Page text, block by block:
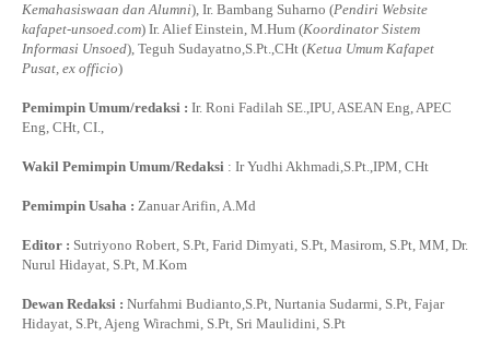
Kemahasiswaan dan Alumni), Ir. Bambang Suharno (Pendiri Website
kafapet-unsoed.com) Ir. Alief Einstein, M.Hum (Koordinator Sistem
Informasi Unsoed), Teguh Sudayatno,S.Pt.,CHt (Ketua Umum Kafapet
Pusat, ex officio)
Pemimpin Umum/redaksi : Ir. Roni Fadilah SE.,IPU, ASEAN Eng, APEC
Eng, CHt, CI.,
Wakil Pemimpin Umum/Redaksi : Ir Yudhi Akhmadi,S.Pt.,IPM, CHt
Pemimpin Usaha : Zanuar Arifin, A.Md
Editor : Sutriyono Robert, S.Pt, Farid Dimyati, S.Pt, Masirom, S.Pt, MM, Dr.
Nurul Hidayat, S.Pt, M.Kom
Dewan Redaksi : Nurfahmi Budianto,S.Pt, Nurtania Sudarmi, S.Pt, Fajar
Hidayat, S.Pt, Ajeng Wirachmi, S.Pt, Sri Maulidini, S.Pt